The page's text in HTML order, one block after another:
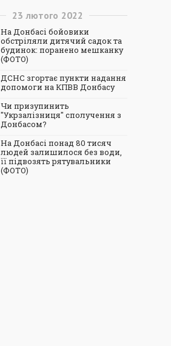
23 лютого 2022
На Донбасі бойовики
обстріляли дитячий садок та
будинок: поранено мешканку
(ФОТО)
ДСНС згортає пункти надання
допомоги на КПВВ Донбасу
Чи призупинить
"Укрзалізниця" сполучення з
Донбасом?
На Донбасі понад 80 тисяч
людей залишилося без води,
її підвозять рятувальники
(ФОТО)